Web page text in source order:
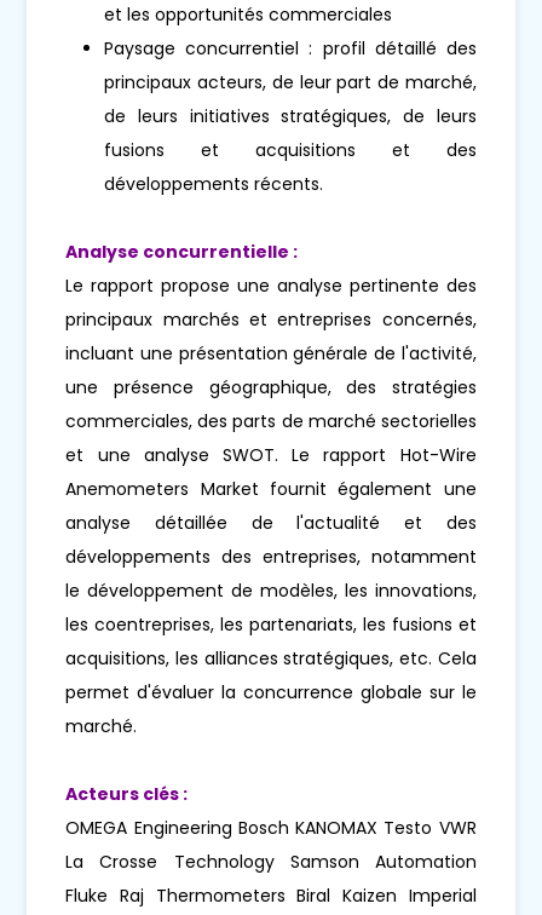
et les opportunités commerciales
Paysage concurrentiel : profil détaillé des
principaux acteurs, de leur part de marché,
de leurs initiatives stratégiques, de leurs
fusions et acquisitions et des
développements récents.
Analyse concurrentielle :
Le rapport propose une analyse pertinente des
principaux marchés et entreprises concernés,
incluant une présentation générale de l'activité,
une présence géographique, des stratégies
commerciales, des parts de marché sectorielles
et une analyse SWOT. Le rapport Hot-Wire
Anemometers Market fournit également une
analyse détaillée de l'actualité et des
développements des entreprises, notamment
le développement de modèles, les innovations,
les coentreprises, les partenariats, les fusions et
acquisitions, les alliances stratégiques, etc. Cela
permet d'évaluer la concurrence globale sur le
marché.
Acteurs clés :
OMEGA Engineering Bosch KANOMAX Testo VWR
La Crosse Technology Samson Automation
Fluke Raj Thermometers Biral Kaizen Imperial